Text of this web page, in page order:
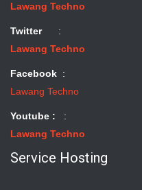
Lawang Techno
Twitter:
Lawang Techno
Facebook :
Lawang Techno
Youtube :
:
Lawang Techno
Service Hosting